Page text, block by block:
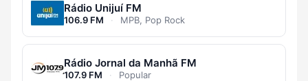
Rádio Unijuí FM
106.9 FM · MPB, Pop Rock
Rádio Jornal da Manhã FM
107.9 FM · Popular